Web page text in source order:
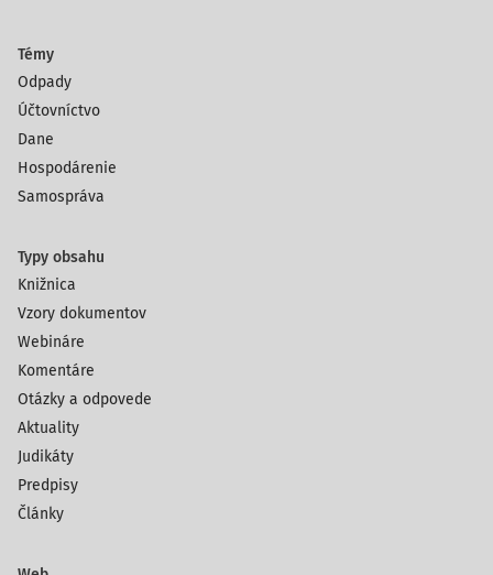
Témy
Odpady
Účtovníctvo
Dane
Hospodárenie
Samospráva
Typy obsahu
Knižnica
Vzory dokumentov
Webináre
Komentáre
Otázky a odpovede
Aktuality
Judikáty
Predpisy
Články